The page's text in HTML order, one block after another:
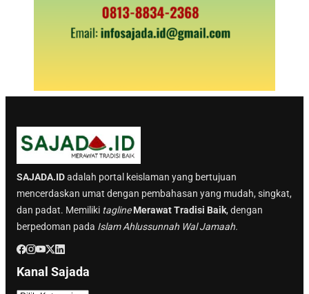
SAJADA.IDadalah portal keislaman yang bertujuan
mencerdaskan umat dengan pembahasan yang mudah, singkat,
dan padat. Memiliki tagline Merawat Tradisi Baik, dengan
berpedoman pada Islam Ahlussunnah Wal Jamaah.
Kanal Sajada
K